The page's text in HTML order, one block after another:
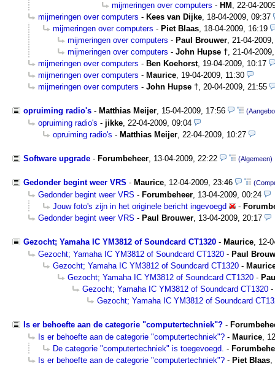
mijmeringen over computers - HM , 22-04-
mijmeringen over computers - Kees van Dijke, 18-04-2009, 09:37
mijmeringen over computers - Piet Blaas, 18-04-2009, 16:19
mijmeringen over computers - Paul Brouwer, 21-04-
mijmeringen over computers - John Hupse †, 21-04-
mijmeringen over computers - Ben Koehorst, 19-04-2009, 10:17
mijmeringen over computers - Maurice, 19-04-2009, 11:30
mijmeringen over computers - John Hupse †, 20-04-2009, 21:55
opruiming radio's - Matthias Meijer 15-04-2009, 17:56
opruiming radio's - jikke 22-04-2009, 09:04
opruiming radio's - Matthias Meijer 22-04-2009, 10:27
Software upgrade - Forumbeheer 13-04-2009, 22:22 (Algemeen)
Gedonder begint weer VRS - Maurice, 12-04-2009, 23:46
Gedonder begint weer VRS - Forumbeheer, 13-04-2009, 00:24
Jouw foto's zijn in het originele bericht ingevoegd
-
Gedonder begint weer VRS - Paul Brouwer, 13-04-2009, 20:17
Gezocht; Yamaha IC YM3812 of Soundcard CT1320 - Maurice 12-
Gezocht; Yamaha IC YM3812 of Soundcard CT1320 - Paul
Gezocht; Yamaha IC YM3812 of Soundcard CT1320 -
Gezocht; Yamaha IC YM3812 of Soundcard CT1320 -
Gezocht; Yamaha IC YM3812 of Soundcard CT1320 -
Gezocht; Yamaha IC YM3812 of Soundcard
Is er behoefte aan de categorie "computertechniek"? -
Is er behoefte aan de categorie "computertechniek"? - Maurice
De categorie "computertechniek" is toegevoegd. -
Is er behoefte aan de categorie "computertechniek"? - Piet Blaas